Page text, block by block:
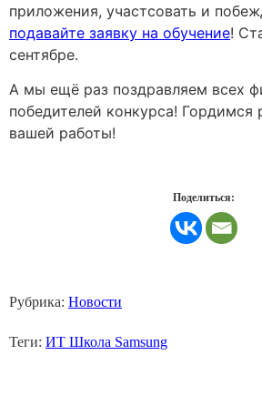
приложения, участсовать и
подавайте заявку на обучение!
сентябре.
А мы ещё раз поздравляем всех
победителей конкурса! Гордимся
вашей работы!
Поделиться:
Рубрика: Новости
Теги: ИТ Школа Samsung